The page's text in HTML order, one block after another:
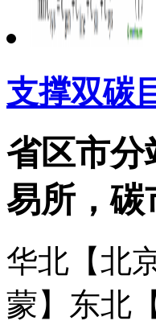
支撑双碳
省区市分
易所，碳
华北【北
蒙】 东北